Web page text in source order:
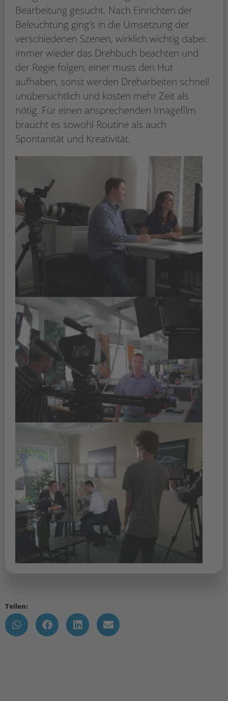
Bearbeitung gesucht. Nach Einrichten der
Beleuchtung ging’s in die Umsetzung der
verschiedenen Szenen, wirklich wichtig dabei:
immer wieder das Drehbuch beachten und
der Regie folgen, einer muss den Hut
aufhaben, sonst werden Dreharbeiten schnell
unübersichtlich und kosten mehr Zeit als
nötig. Für einen ansprechenden Imagefilm
braucht es sowohl Routine als auch
Spontanität und Kreativität.
Teilen: